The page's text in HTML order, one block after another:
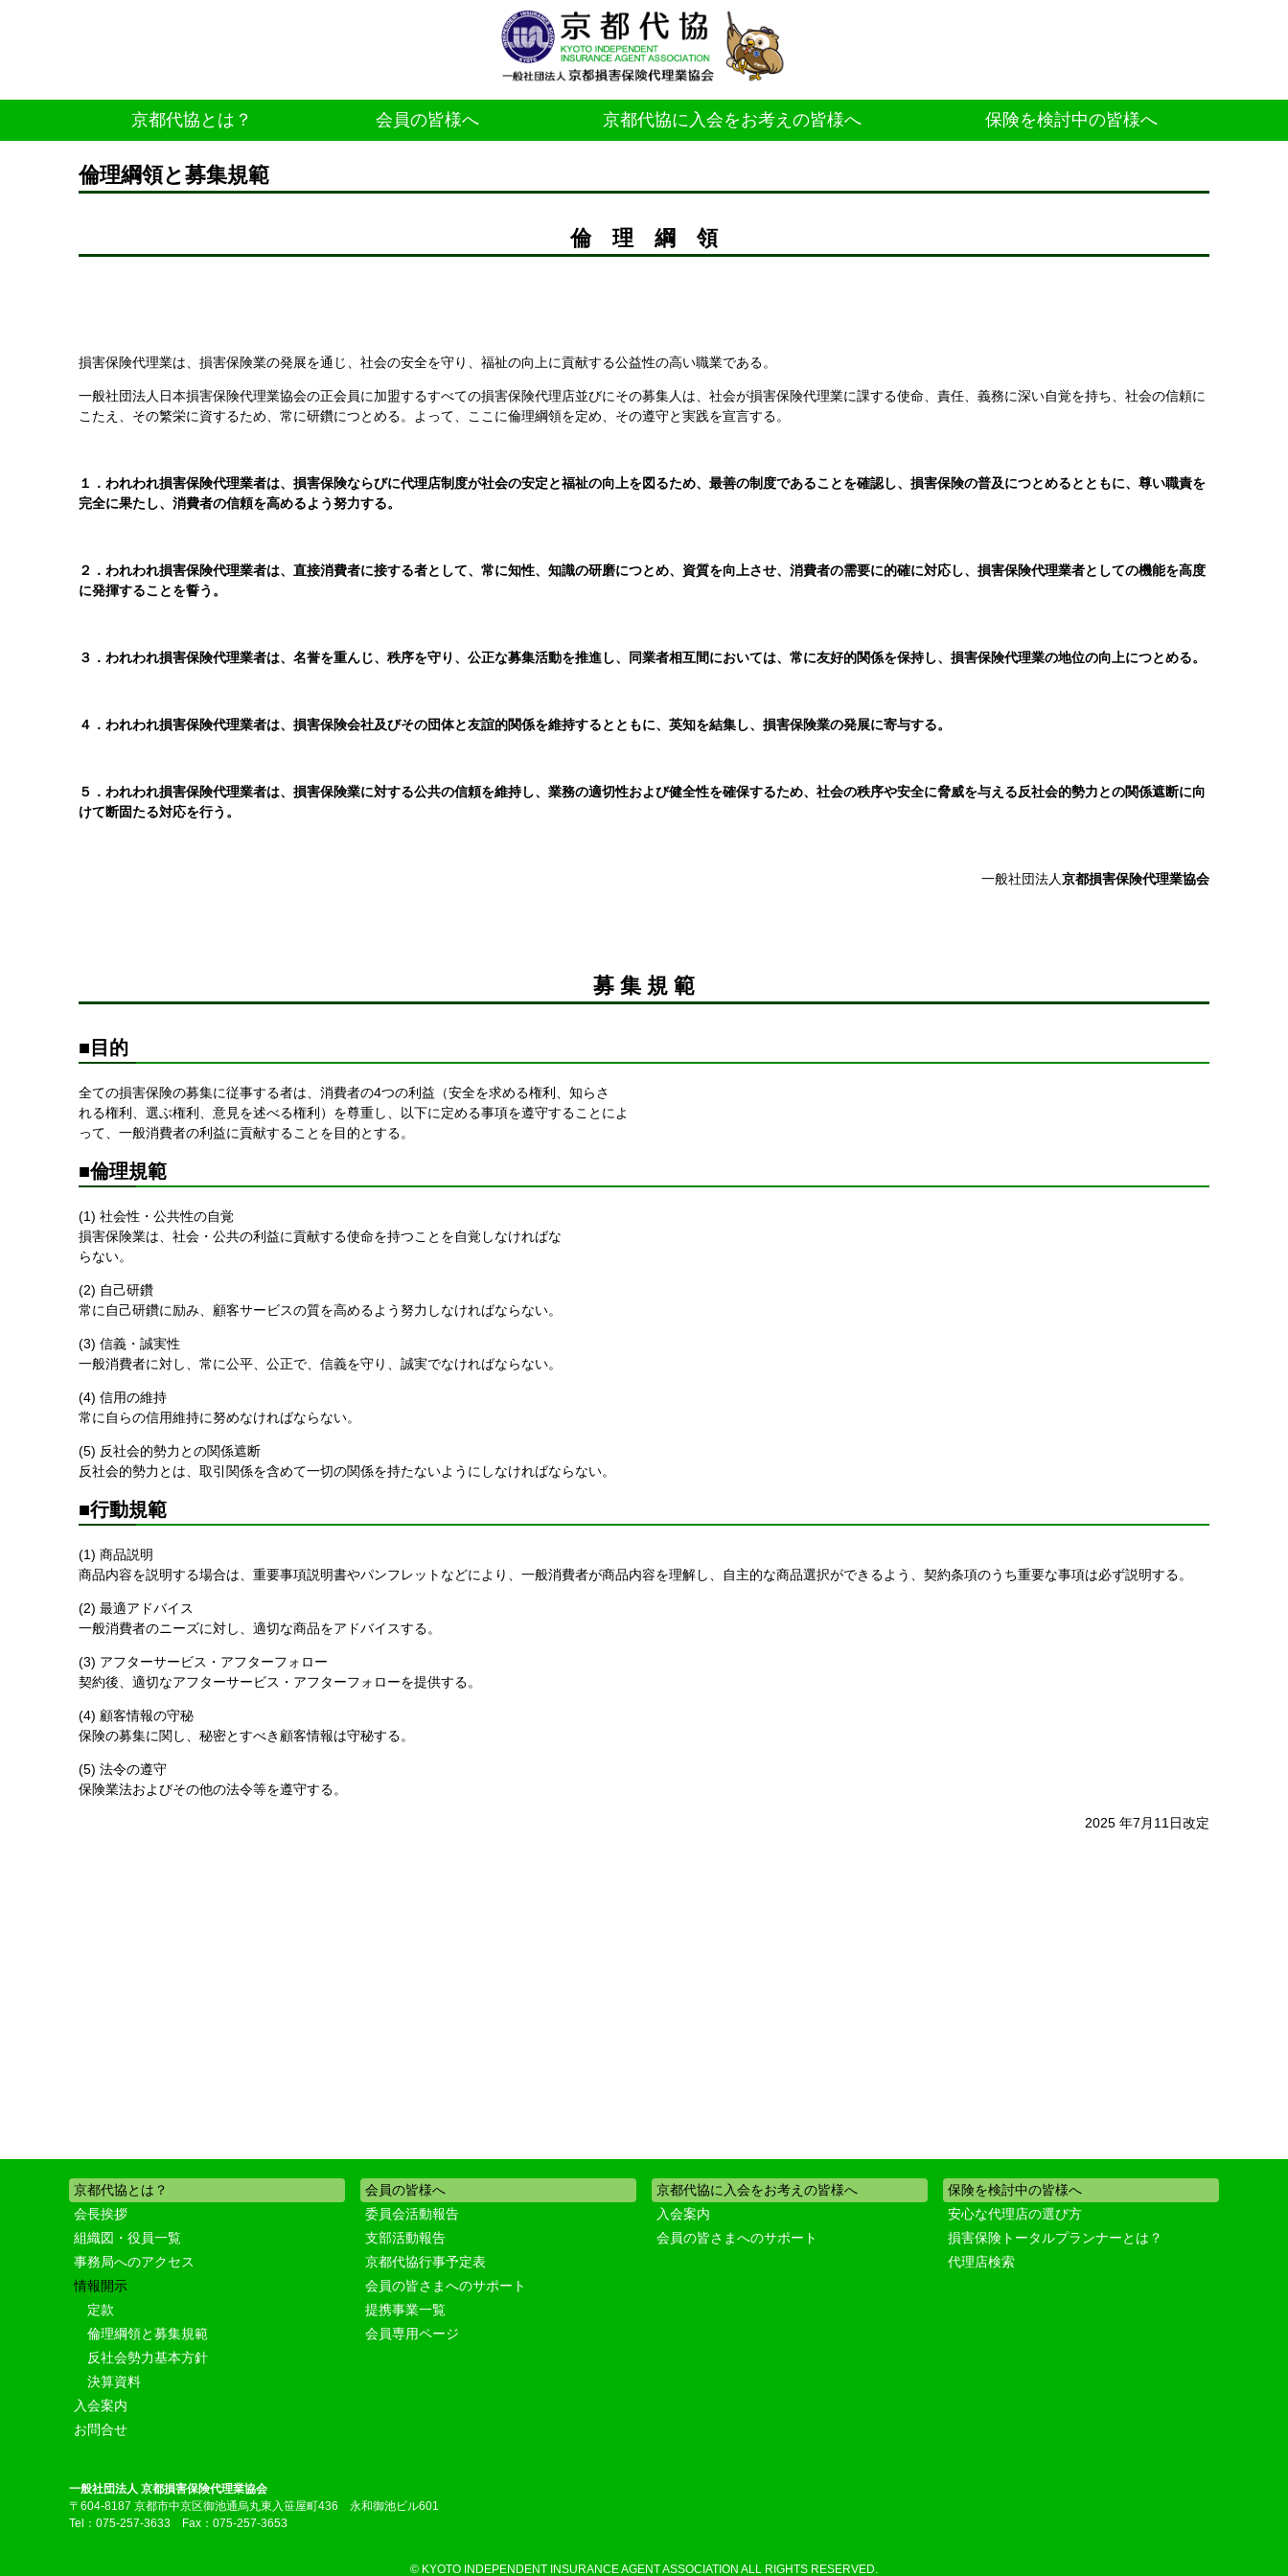
京都代協とは？ 会員の皆様へ 京都代協に入会をお考えの皆様へ 保険を検討中の皆様へ
倫理綱領と募集規範
倫 理 綱 領
損害保険代理業は、損害保険業の発展を通じ、社会の安全を守り、福祉の向上に貢献する公益性の高い職業である。
一般社団法人日本損害保険代理業協会の正会員に加盟するすべての損害保険代理店並びにその募集人は、社会が損害保険代理業に課する使命、責任、義務に深い自覚を持ち、社会の信頼に
こたえ、その繁栄に資するため、常に研鑽につとめる。よって、ここに倫理綱領を定め、その遵守と実践を宣言する。
１．われわれ損害保険代理業者は、損害保険ならびに代理店制度が社会の安定と福祉の向上を図るため、最善の制度であることを確認し、損害保険の普及につとめるとともに、尊い職責を
完全に果たし、消費者の信頼を高めるよう努力する。
２．われわれ損害保険代理業者は、直接消費者に接する者として、常に知性、知識の研磨につとめ、資質を向上させ、消費者の需要に的確に対応し、損害保険代理業者としての機能を高度
に発揮することを誓う。
３．われわれ損害保険代理業者は、名誉を重んじ、秩序を守り、公正な募集活動を推進し、同業者相互間においては、常に友好的関係を保持し、損害保険代理業の地位の向上につとめる。
４．われわれ損害保険代理業者は、損害保険会社及びその団体と友誼的関係を維持するとともに、英知を結集し、損害保険業の発展に寄与する。
５．われわれ損害保険代理業者は、損害保険業に対する公共の信頼を維持し、業務の適切性および健全性を確保するため、社会の秩序や安全に脅威を与える反社会的勢力との関係遮断に向
けて断固たる対応を行う。
一般社団法人京都損害保険代理業協会
募 集 規 範
■目的
全ての損害保険の募集に従事する者は、消費者の4つの利益（安全を求める権利、知らさ
れる権利、選ぶ権利、意見を述べる権利）を尊重し、以下に定める事項を遵守することによ
って、一般消費者の利益に貢献することを目的とする。
■倫理規範
(1) 社会性・公共性の自覚
損害保険業は、社会・公共の利益に貢献する使命を持つことを自覚しなければな
らない。
(2) 自己研鑽
常に自己研鑽に励み、顧客サービスの質を高めるよう努力しなければならない。
(3) 信義・誠実性
一般消費者に対し、常に公平、公正で、信義を守り、誠実でなければならない。
(4) 信用の維持
常に自らの信用維持に努めなければならない。
(5) 反社会的勢力との関係遮断
反社会的勢力とは、取引関係を含めて一切の関係を持たないようにしなければならない。
■行動規範
(1) 商品説明
商品内容を説明する場合は、重要事項説明書やパンフレットなどにより、一般消費者が商品内容を理解し、自主的な商品選択ができるよう、契約条項のうち重要な事項は必ず説明する。
(2) 最適アドバイス
一般消費者のニーズに対し、適切な商品をアドバイスする。
(3) アフターサービス・アフターフォロー
契約後、適切なアフターサービス・アフターフォローを提供する。
(4) 顧客情報の守秘
保険の募集に関し、秘密とすべき顧客情報は守秘する。
(5) 法令の遵守
保険業法およびその他の法令等を遵守する。
2025 年7月11日改定
京都代協とは？
会長挨拶
組織図・役員一覧
事務局へのアクセス
情報開示
定款
倫理綱領と募集規範
反社会勢力基本方針
決算資料
入会案内
お問合せ
会員の皆様へ
委員会活動報告
支部活動報告
京都代協行事予定表
会員の皆さまへのサポート
提携事業一覧
会員専用ページ
京都代協に入会をお考えの皆様へ
入会案内
会員の皆さまへのサポート
保険を検討中の皆様へ
安心な代理店の選び方
損害保険トータルプランナーとは？
代理店検索
一般社団法人 京都損害保険代理業協会
〒604-8187 京都市中京区御池通烏丸東入笹屋町436 永和御池ビル601
Tel：075-257-3633 Fax：075-257-3653
© KYOTO INDEPENDENT INSURANCE AGENT ASSOCIATION ALL RIGHTS RESERVED.